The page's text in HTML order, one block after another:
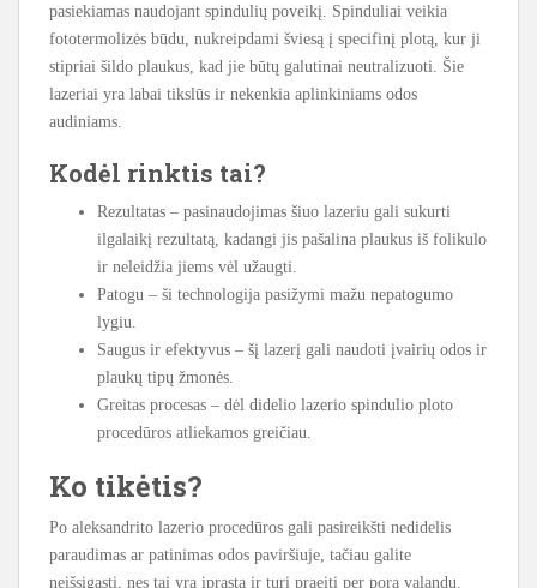
pasiekiamas naudojant spindulių poveikį. Spinduliai veikia
fototermolizės būdu, nukreipdami šviesą į specifinį plotą, kur ji
stipriai šildo plaukus, kad jie būtų galutinai neutralizuoti. Šie
lazeriai yra labai tikslūs ir nekenkia aplinkiniams odos
audiniams.
Kodėl rinktis tai?
Rezultatas – pasinaudojimas šiuo lazeriu gali sukurti
ilgalaikį rezultatą, kadangi jis pašalina plaukus iš folikulo
ir neleidžia jiems vėl užaugti.
Patogu – ši technologija pasižymi mažu nepatogumo
lygiu.
Saugus ir efektyvus – šį lazerį gali naudoti įvairių odos ir
plaukų tipų žmonės.
Greitas procesas – dėl didelio lazerio spindulio ploto
procedūros atliekamos greičiau.
Ko tikėtis?
Po aleksandrito lazerio procedūros gali pasireikšti nedidelis
paraudimas ar patinimas odos paviršiuje, tačiau galite
neišsigasti, nes tai yra įprasta ir turi praeiti per porą valandų.